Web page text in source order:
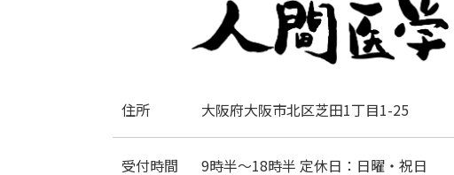
住所 大阪府大阪市北区芝田1丁目1-25
受付時間 9時半～18時半 定休日：日曜・祝日